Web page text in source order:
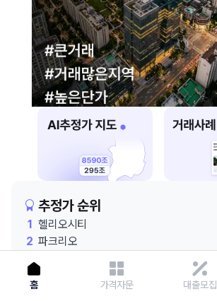
추정가 순위
1 헬리오시티
2 파크리오
4 잠실엘스
5
래미안 원베일리
다시 시도
홈 가격자문 대출모집